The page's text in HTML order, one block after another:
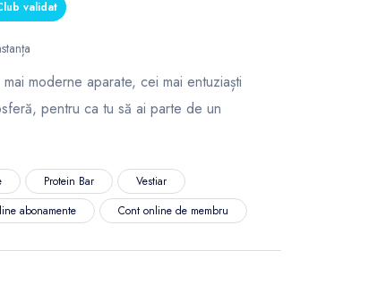
validat
moderne aparate, cei mai entuziaști
pentru ca tu să ai parte de un
Protein Bar
Vestiar
abonamente Cont online de membru